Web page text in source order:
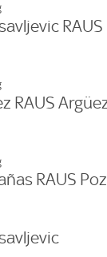
RAUS
RAUS